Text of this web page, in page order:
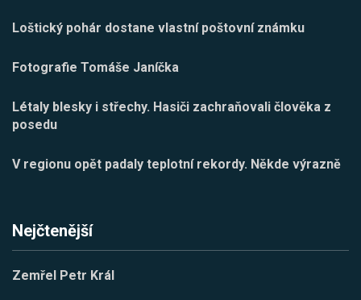
Loštický pohár dostane vlastní poštovní známku
Fotografie Tomáše Janíčka
Létaly blesky i střechy. Hasiči zachraňovali člověka z
posedu
V regionu opět padaly teplotní rekordy. Někde výrazně
Nejčtenější
Zemřel Petr Král